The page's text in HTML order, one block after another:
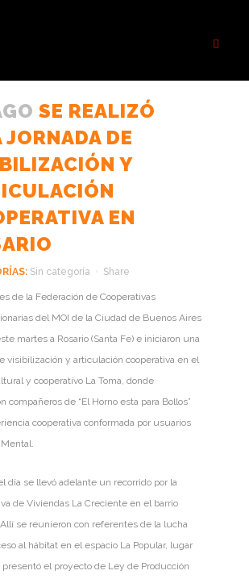
SE REALIZÓ
JORNADA DE
Y
EN
Sin categoría Share
de la Federación de Cooperativas
del MOI de la Ciudad de Buenos Aires
martes a Rosario (Santa Fe) e iniciaron una
visibilización y articulación cooperativa en el
y cooperativo La Toma, donde
compañeros de “El Horno esta para Bollos”
cooperativa conformada por usuarios
día se llevó adelante un recorrido por la
de Viviendas La Creciente en el barrio
Allí se reunieron con referentes de la lucha
al hábitat en el espacio La Popular, lugar
presentó el proyecto de Ley de Producción